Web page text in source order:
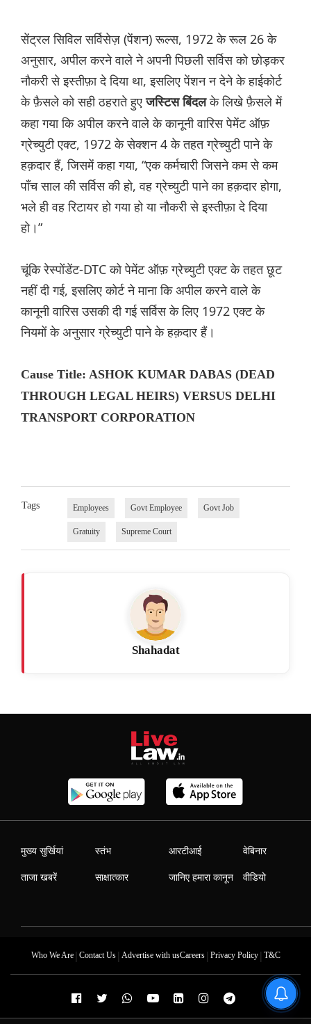
सेंट्रल सिविल सर्विसेज़ (पेंशन) रूल्स, 1972 के रूल 26 के
अनुसार, अपील करने वाले ने अपनी पिछली सर्विस को छोड़कर
नौकरी से इस्तीफ़ा दे दिया था, इसलिए पेंशन न देने के हाईकोर्ट
के फ़ैसले को सही ठहराते हुएजस्टिस बिंदलके लिखे फ़ैसले में
कहा गया कि अपील करने वाले के कानूनी वारिस पेमेंट ऑफ़
ग्रेच्युटी एक्ट, 1972 के सेक्शन 4 के तहत ग्रेच्युटी पाने के
हक़दार हैं, जिसमें कहा गया, “एक कर्मचारी जिसने कम से कम
पाँच साल की सर्विस की हो, वह ग्रेच्युटी पाने का हक़दार होगा,
भले ही वह रिटायर हो गया हो या नौकरी से इस्तीफ़ा दे दिया
हो।”
चूंकि रेस्पोंडेंट-DTC को पेमेंट ऑफ़ ग्रेच्युटी एक्ट के तहत छूट
नहीं दी गई, इसलिए कोर्ट ने माना कि अपील करने वाले के
कानूनी वारिस उसकी दी गई सर्विस के लिए 1972 एक्ट के
नियमों के अनुसार ग्रेच्युटी पाने के हक़दार हैं।
Cause Title: ASHOK KUMAR DABAS (DEAD
THROUGH LEGAL HEIRS) VERSUS DELHI
TRANSPORT CORPORATION
Tags Employees Govt Employee Govt Job
Gratuity Supreme Court
Shahadat
मुख्य सुर्खियां
ताजा खबरें
स्तंभ
साक्षात्कार
आरटीआई
जानिए हमारा कानून
वेबिनार
वीडियो
Who We Are| Contact Us| Advertise with usCareers| Privacy Policy| T&C